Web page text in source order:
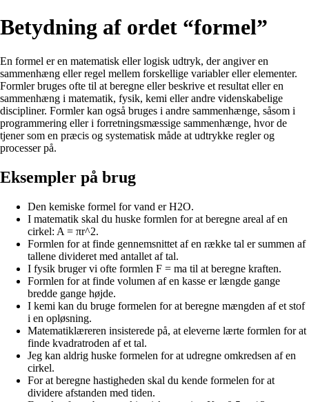
Betydning af ordet “formel”
En formel er en matematisk eller logisk udtryk, der angiver en
sammenhæng eller regel mellem forskellige variabler eller elementer.
Formler bruges ofte til at beregne eller beskrive et resultat eller en
sammenhæng i matematik, fysik, kemi eller andre videnskabelige
discipliner. Formler kan også bruges i andre sammenhænge, såsom i
programmering eller i forretningsmæssige sammenhænge, hvor de
tjener som en præcis og systematisk måde at udtrykke regler og
processer på.
Eksempler på brug
Den kemiske formel for vand er H2O.
I matematik skal du huske formlen for at beregne areal af en
cirkel: A = πr^2.
Formlen for at finde gennemsnittet af en række tal er summen af
tallene divideret med antallet af tal.
I fysik bruger vi ofte formlen F = ma til at beregne kraften.
Formlen for at finde volumen af en kasse er længde gange
bredde gange højde.
I kemi kan du bruge formelen for at beregne mængden af et stof
i en opløsning.
Matematiklæreren insisterede på, at eleverne lærte formlen for at
finde kvadratroden af et tal.
Jeg kan aldrig huske formelen for at udregne omkredsen af en
cirkel.
For at beregne hastigheden skal du kende formelen for at
dividere afstanden med tiden.